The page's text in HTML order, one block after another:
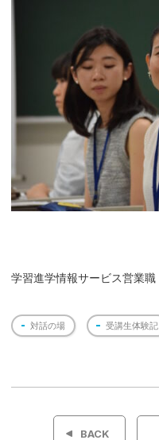
学習進学情報サービス営業職
対話の場 受講生体験記
投
BACK